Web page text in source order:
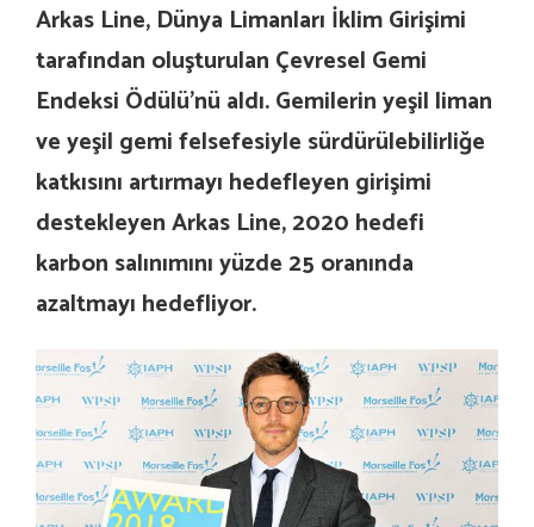
Arkas Line, Dünya Limanları İklim Girişimi
tarafından oluşturulan Çevresel Gemi
Endeksi Ödülü’nü aldı. Gemilerin yeşil liman
ve yeşil gemi felsefesiyle sürdürülebilirliğe
katkısını artırmayı hedefleyen girişimi
destekleyen Arkas Line, 2020 hedefi
karbon salınımını yüzde 25 oranında
azaltmayı hedefliyor.